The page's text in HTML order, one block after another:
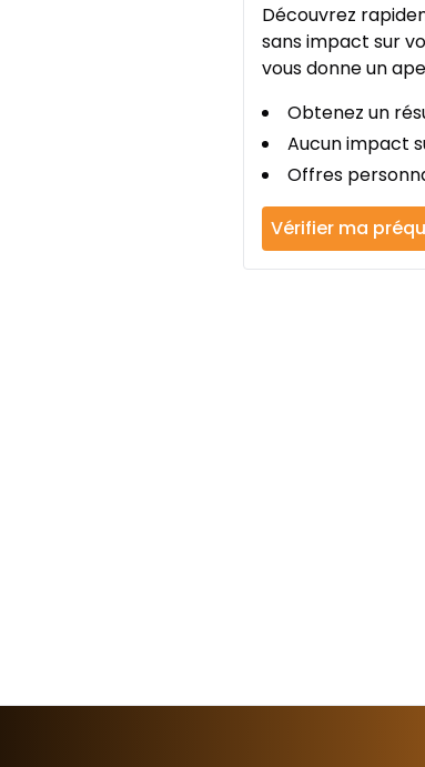
Découvrez
sans impact sur
vous donne un
Obtenez un
Aucun impact
Offres
Vérifier ma